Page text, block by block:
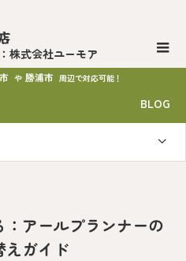
株式会社ユーモア
や 勝浦市 周辺で対応可能！
BLOG
アールプランナーの
えガイド